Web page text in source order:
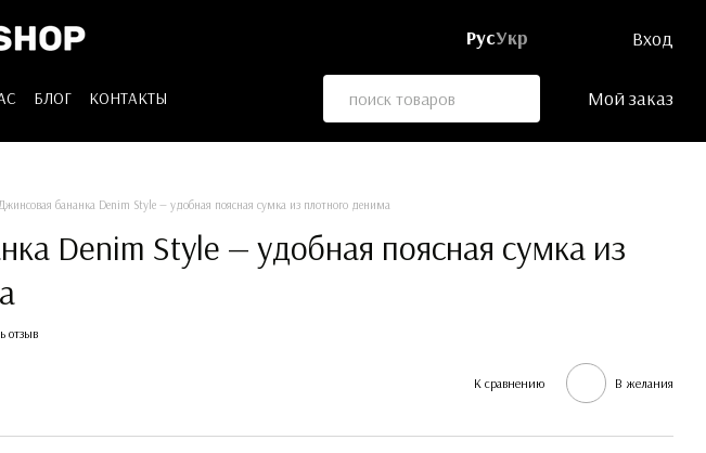
РусУкр Вход
БЛОГ
КОНТАКТЫ
Мой заказ
Джинсовая бананка Denim Style — удобная поясная сумка из плотного денима
Denim Style — удобная поясная сумка из
отзыв
К сравнению В желания